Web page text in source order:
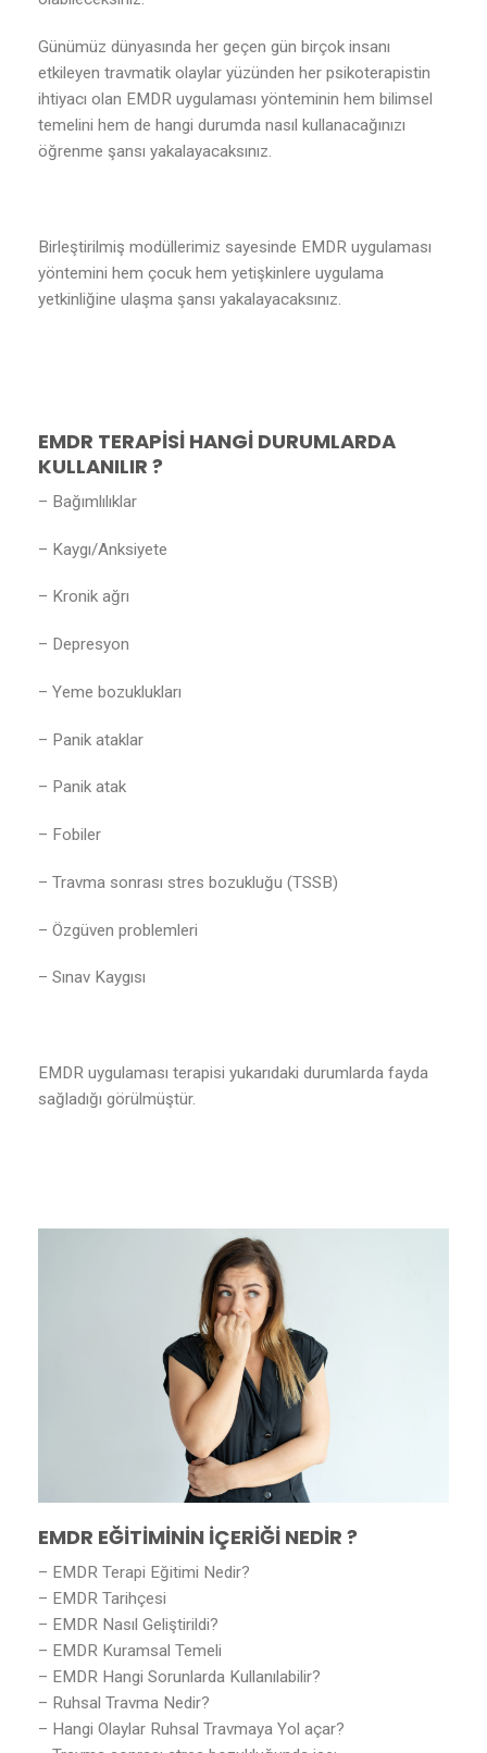
Günümüz dünyasında her geçen gün birçok insanı
etkileyen travmatik olaylar yüzünden her psikoterapistin
ihtiyacı olan EMDR uygulaması yönteminin hem bilimsel
temelini hem de hangi durumda nasıl kullanacağınızı
öğrenme şansı yakalayacaksınız.
Birleştirilmiş modüllerimiz sayesinde EMDR uygulaması
yöntemini hem çocuk hem yetişkinlere uygulama
yetkinliğine ulaşma şansı yakalayacaksınız.
EMDR TERAPİSİ HANGİ DURUMLARDA
KULLANILIR ?
– Bağımlılıklar
– Kaygı/Anksiyete
– Kronik ağrı
– Depresyon
– Yeme bozuklukları
– Panik ataklar
– Panik atak
– Fobiler
– Travma sonrası stres bozukluğu (TSSB)
– Özgüven problemleri
– Sınav Kaygısı
EMDR uygulaması terapisi yukarıdaki durumlarda fayda
sağladığı görülmüştür.
EMDR EĞİTİMİNİN İÇERİĞİ NEDİR ?
– EMDR Terapi Eğitimi Nedir?
– EMDR Tarihçesi
– EMDR Nasıl Geliştirildi?
– EMDR Kuramsal Temeli
– EMDR Hangi Sorunlarda Kullanılabilir?
– Ruhsal Travma Nedir?
– Hangi Olaylar Ruhsal Travmaya Yol açar?